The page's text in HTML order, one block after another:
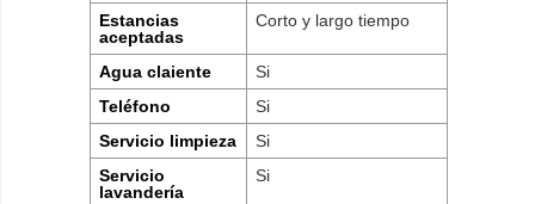
Estancias
aceptadas
Corto y largo tiempo
Agua claiente
Si
Teléfono
Si
Servicio limpieza
Si
Servicio
lavandería
Si